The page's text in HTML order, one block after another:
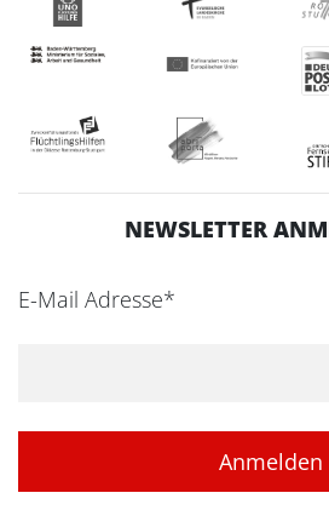
NEWSLETTER
E-Mail Adresse*